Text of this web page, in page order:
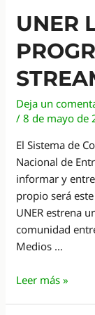
UNER
Deja un
/8 de mayo de
El Sistema de
Nacional de
informar y
propio será
UNER estrena
comunidad
Medios …
UNER
Leer más »